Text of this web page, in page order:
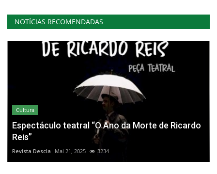
NOTÍCIAS RECOMENDADAS
Cultura
Espectáculo teatral “O Ano da Morte de Ricardo
Reis”
Revista Descla Mai 21, 2025 3234